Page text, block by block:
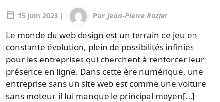
calendar_today 15 juin 2023 | Par Jean-Pierre Rozier
Le monde du web design est un terrain de jeu en
constante évolution, plein de possibilités infinies
pour les entreprises qui cherchent à renforcer leur
présence en ligne. Dans cette ère numérique, une
entreprise sans un site web est comme une voiture
sans moteur, il lui manque le principal moyen[…]